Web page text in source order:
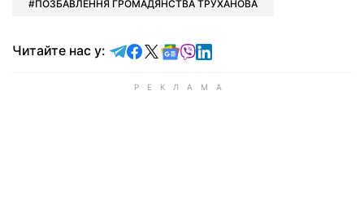
ПОЗБАВЛЕННЯ ГРОМАДЯНСТВА ТРУХАНОВА
Читайте нас у: Читайте у Telegram
Читайте у Facebook
Читайте у X
Читайте у Google news
Читайте у Viber
Читайте у LinkedIn